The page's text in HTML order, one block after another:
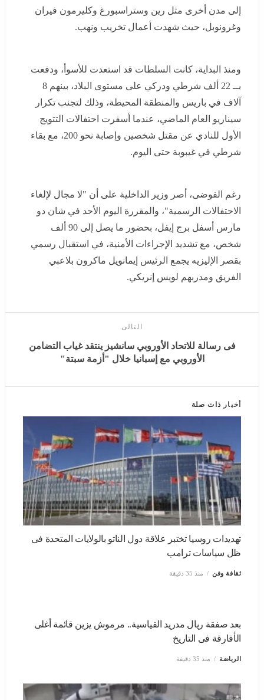
وغرونوبل، حيث شهدت أعمال تخريب ونهب.
22 ألف شرطي ودركي على مستوى البلاد، بينهم 8 آلاف في
باريس والمنطقة المحيطة، وذلك لتجنب تكرار سيناريو العام
الماضي، عندما أسفرت احتفالات التتويج الأول للنادي عن
مقتل شخصين وإصابة نحو 200، مع بقاء شرطي في غيبوبة
حتى اليوم.
الاحتفالات الرسمية"، والمقررة اليوم الأحد في شان دو
مارس أسفل برج إيفل، بحضور ما يصل إلى 90 ألف شخص،
مع تشديد الإجراءات الأمنية، في استقبال رسمي بقصر
الإليزيه يجمع الرئيس إيمانويل ماكرون بلاعبي الفريق
ومدربهم لويس إنريكي.
التالى
فى رسالة للاتحاد الأوروبي سانشيز ينتقد غياب التضامن
الأوروبي مع إسبانيا خلال "أزمة سبتة"
أخبارذات صلة
تهديدات روسيا تختبر علاقة دول الناتو بالولايات المتحدة فى ظل
سياسات ترامب
الأفارقة فى التاريخ